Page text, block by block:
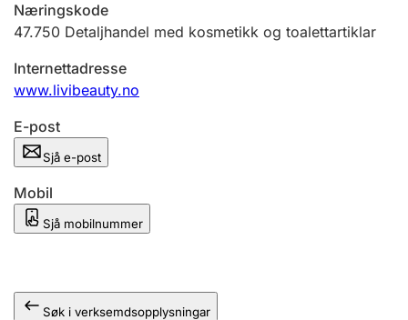
Næringskode
47.750 Detaljhandel med kosmetikk og toalettartiklar
Internettadresse
www.livibeauty.no
E-post
Sjå e-post
Mobil
Sjå mobilnummer
Søk i verksemdsopplysningar